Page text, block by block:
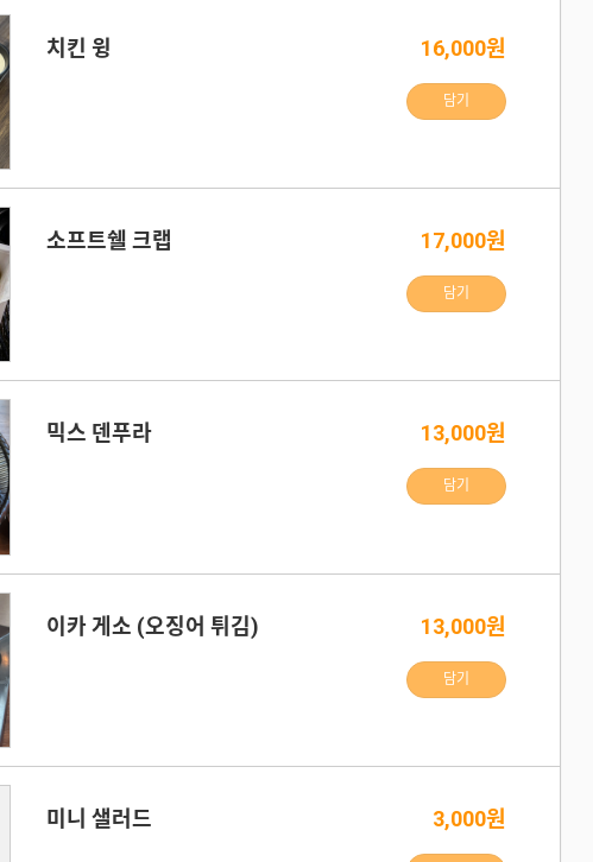
치킨 윙 16,000원
담기
소프트쉘 크랩 17,000원
담기
믹스 덴푸라 13,000원
담기
이카 게소 (오징어 튀김) 13,000원
담기
미니 샐러드 3,000원